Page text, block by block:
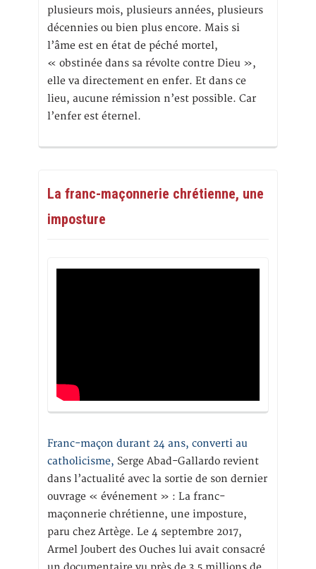
plusieurs mois, plusieurs années, plusieurs
décennies ou bien plus encore. Mais si
l’âme est en état de péché mortel,
« obstinée dans sa révolte contre Dieu »,
elle va directement en enfer. Et dans ce
lieu, aucune rémission n’est possible. Car
l’enfer est éternel.
La franc-maçonnerie chrétienne, une
imposture
Franc-maçon durant 24 ans, converti au
catholicisme, Serge Abad-Gallardo revient
dans l’actualité avec la sortie de son dernier
ouvrage « événement » : La franc-
maçonnerie chrétienne, une imposture,
paru chez Artège. Le 4 septembre 2017,
Armel Joubert des Ouches lui avait consacré